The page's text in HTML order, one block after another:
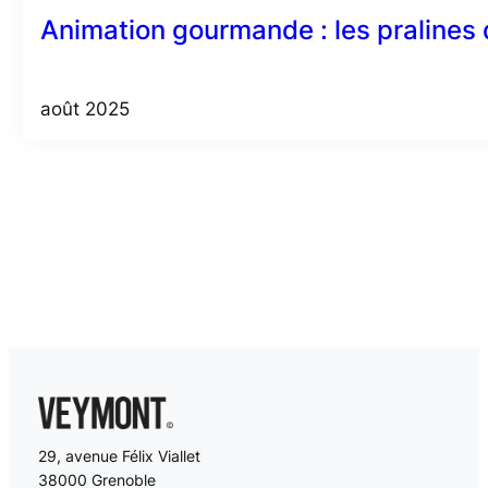
Animation gourmande : les
août 2025
29, avenue Félix Viallet
38000 Grenoble